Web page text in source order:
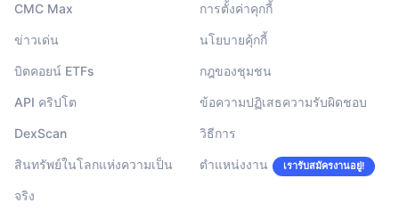
CMC Max
ข่าวเด่น
บิตคอยน์ ETFs
API คริปโต
DexScan
สินทรัพย์ในโลกแห่งความเป็น
จริง
การตั้งค่าคุกกี้
นโยบายคุ้กกี้
กฎของชุมชน
ข้อความปฏิเสธความรับผิดชอบ
วิธีการ
ตำแหน่งงาน เรารับสมัครงานอยู่!